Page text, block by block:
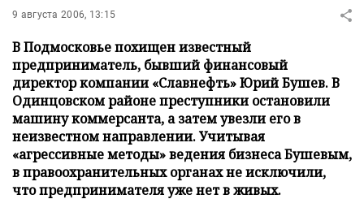
9 августа 2006, 13:15
В Подмосковье похищен известный
предприниматель, бывший финансовый
директор компании «Славнефть» Юрий Бушев. В
Одинцовском районе преступники остановили
машину коммерсанта, а затем увезли его в
неизвестном направлении. Учитывая
«агрессивные методы» ведения бизнеса Бушевым,
в правоохранительных органах не исключили,
что предпринимателя уже нет в живых.